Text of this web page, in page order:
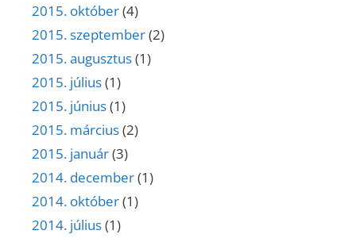
2015. október(4)
2015. szeptember(2)
2015. augusztus(1)
2015. július(1)
2015. június(1)
2015. március(2)
2015. január(3)
2014. december(1)
2014. október(1)
2014. július(1)